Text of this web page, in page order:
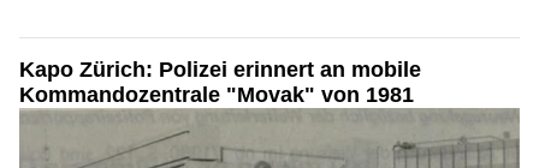
Kapo Zürich: Polizei erinnert an mobile
Kommandozentrale "Movak" von 1981